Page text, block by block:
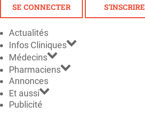
SE CONNECTER S'INSCRIRE
Actualités
Infos Cliniques
Médecins
Pharmaciens
Annonces
Et aussi
Publicité